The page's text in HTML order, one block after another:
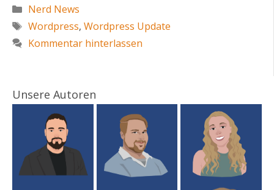
Kategorien
Nerd News
Schlagwörter
Wordpress, Wordpress Update
Kommentar hinterlassen
Unsere Autoren